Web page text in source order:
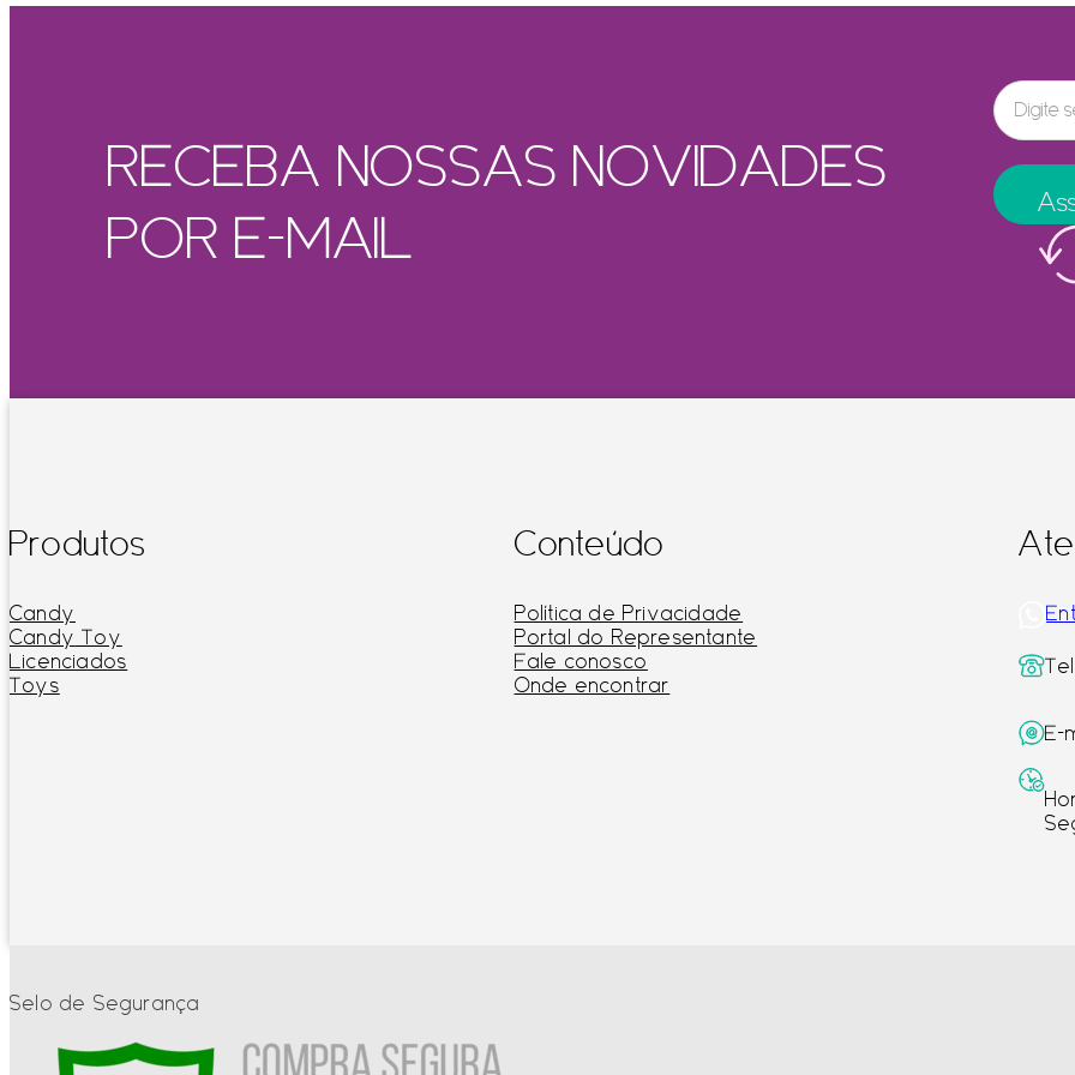
RECEBA NOSSAS NOVIDADES
POR E-MAIL
Produtos
Candy
Candy Toy
Licenciados
Toys
Conteúdo
Política de Privacidade
Portal do Representante
Fale conosco
Onde encontrar
E-
Selo de Segurança